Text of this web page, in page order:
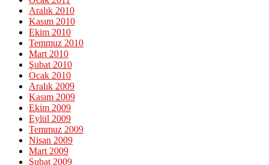
Aralık 2010
Kasım 2010
Ekim 2010
Temmuz 2010
Mart 2010
Şubat 2010
Ocak 2010
Aralık 2009
Kasım 2009
Ekim 2009
Eylül 2009
Temmuz 2009
Nisan 2009
Mart 2009
Şubat 2009